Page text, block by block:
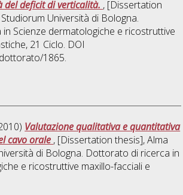
del deficit di verticalità. , [Dissertation
Università di Bologna.
in Scienze dermatologiche e ricostruttive
, 21 Ciclo. DOI
1865.
Valutazione qualitativa e quantitativa
cavo orale , [Dissertation thesis], Alma
di Bologna. Dottorato di ricerca in
e ricostruttive maxillo-facciali e